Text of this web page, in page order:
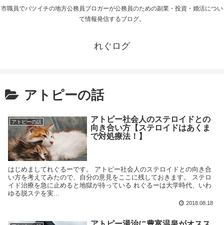
市職員でバツイチの地方公務員ブロガーが公務員のための副業・投資・婚活につい
て情報発信するブログ。
れぐログ
アトピーの話
アトピーの話
アトピー社会人のステロイドとの
向き合い方【ステロイドはあくま
で対処療法！】
はじめましてれぐるーです。 アトピー社会人のステロイドとの向き合
い方を考えてみたので、自分の意見をここに残しておきます。 ステロ
イド治療を急に止めると地獄が待っている れぐるーは大学時代、いわ
ゆる脱ステを実...
2018.08.18